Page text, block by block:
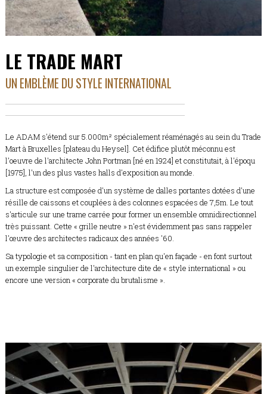
LE TRADE MART
UN EMBLÈME DU STYLE INTERNATIONAL
Le ADAM s'étend sur 5.000m² spécialement réaménagés au sein du Trade
Mart à Bruxelles [plateau du Heysel]. Cet édifice plutôt méconnu est
l'oeuvre de l'architecte John Portman [né en 1924] et constitutait, à l'époqu
[1975], l'un des plus vastes halls d'exposition au monde.
La structure est composée d'un système de dalles portantes dotées d'une
résille de caissons et couplées à des colonnes espacées de 7,5m. Le tout
s'articule sur une trame carrée pour former un ensemble omnidirectionnel
très puissant. Cette « grille neutre » n'est évidemment pas sans rappeler
l'œuvre des architectes radicaux des années '60.
Sa typologie et sa composition - tant en plan qu'en façade - en font surtout
un exemple singulier de l'architecture dite de « style international » ou
encore une version « corporate du brutalisme ».